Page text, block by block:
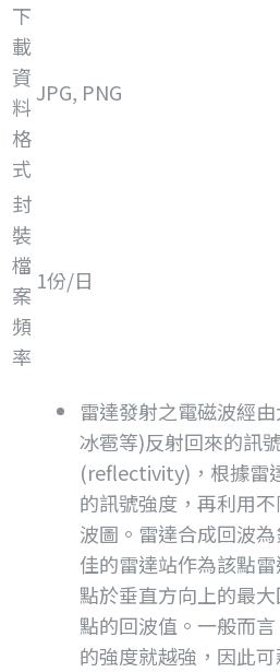
下
載
資
料
格
式
JPG, PNG
封
裝
檔
案
頻
率
1份/日
雷達發射之電磁波經
冰雹等)反射回來的訊
(reflectivity)，根據雷
的訊號強度，再利用
波圖。雷達合成回波
佳的雷達站作為該點
點於垂直方向上的最
點的回波值。一般而
的強度就越強，因此